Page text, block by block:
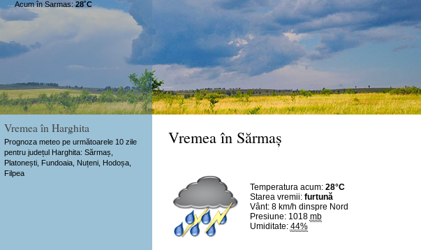
Vremea în Harghita
Prognoza meteo pe următoarele 10 zile
pentru județul Harghita: Sărmaș,
Platonești, Fundoaia, Nuțeni, Hodoșa,
Filpea
Vremea în Sărmaș
Temperatura acum: 28°C
Starea vremii: furtună
Vânt: 8 km/h dinspre Nord
Presiune: 1018 mb
Umiditate: 44%
Acum în Sarmas:28˚C